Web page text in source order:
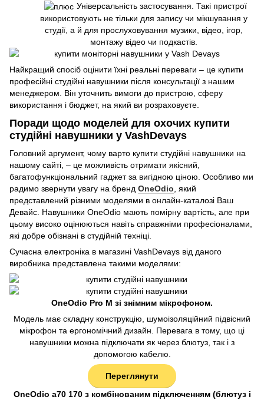
Універсальність застосування. Такі пристрої
використовують не тільки для запису чи мікшування у
студії, а й для прослуховування музики, відео, ігор,
монтажу відео чи подкастів.
Найкращий спосіб оцінити їхні реальні переваги – це купити
професійні студійні навушники після консультації з нашим
менеджером. Він уточнить вимоги до пристрою, сферу
використання і бюджет, на який ви розраховуєте.
Поради щодо моделей для охочих купити
студійні навушники у VashDevays
Головний аргумент, чому варто купити студійні навушники на
нашому сайті, – це можливість отримати якісний,
багатофункціональний гаджет за вигідною ціною. Особливо ми
радимо звернути увагу на бренд OneOdio , який
представлений різними моделями в онлайн-каталозі Ваш
Девайс. Навушники OneOdio мають помірну вартість, але при
цьому високо оцінюються навіть справжніми професіоналами,
які добре обізнані в студійній техніці.
Сучасна електроніка в магазині VashDevays від даного
виробника представлена такими моделями:
OneOdio Pro M зі знімним мікрофоном.
Модель має складну конструкцію, шумоізоляційний підвісний
мікрофон та ергономічний дизайн. Перевага в тому, що ці
навушники можна підключати як через блютуз, так і з
допомогою кабелю.
Переглянути
OneOdio a70 170 з комбінованим підключенням (блютуз і